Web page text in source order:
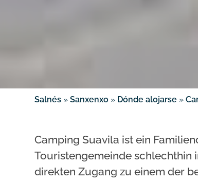
Salnés »Sanxenxo » Dónde alojarse »
Camping Suavila ist ein
Touristengemeinde schlechthin
direkten Zugang zu einem der